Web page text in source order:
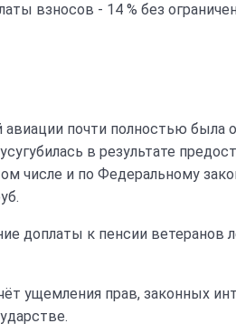
взносов - 14 % без
почти полностью была
в результате
числе и по Федеральному
доплаты к пенсии ветеранов
ущемления прав, законных